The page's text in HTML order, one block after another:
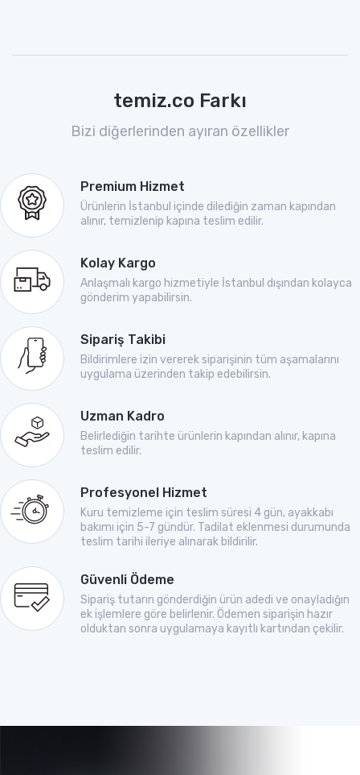
temiz.co Farkı
Bizi diğerlerinden ayıran özellikler
Premium Hizmet
Ürünlerin İstanbul içinde dilediğin zaman kapından
alınır, temizlenip kapına teslim edilir.
Kolay Kargo
Anlaşmalı kargo hizmetiyle İstanbul dışından kolayca
gönderim yapabilirsin.
Sipariş Takibi
Bildirimlere izin vererek siparişinin tüm aşamalarını
uygulama üzerinden takip edebilirsin.
Uzman Kadro
Belirlediğin tarihte ürünlerin kapından alınır, kapına
teslim edilir.
Profesyonel Hizmet
Kuru temizleme için teslim süresi 4 gün, ayakkabı
bakımı için 5-7 gündür. Tadilat eklenmesi durumunda
teslim tarihi ileriye alınarak bildirilir.
Güvenli Ödeme
Sipariş tutarın gönderdiğin ürün adedi ve onayladığın
ek işlemlere göre belirlenir. Ödemen siparişin hazır
olduktan sonra uygulamaya kayıtlı kartından çekilir.